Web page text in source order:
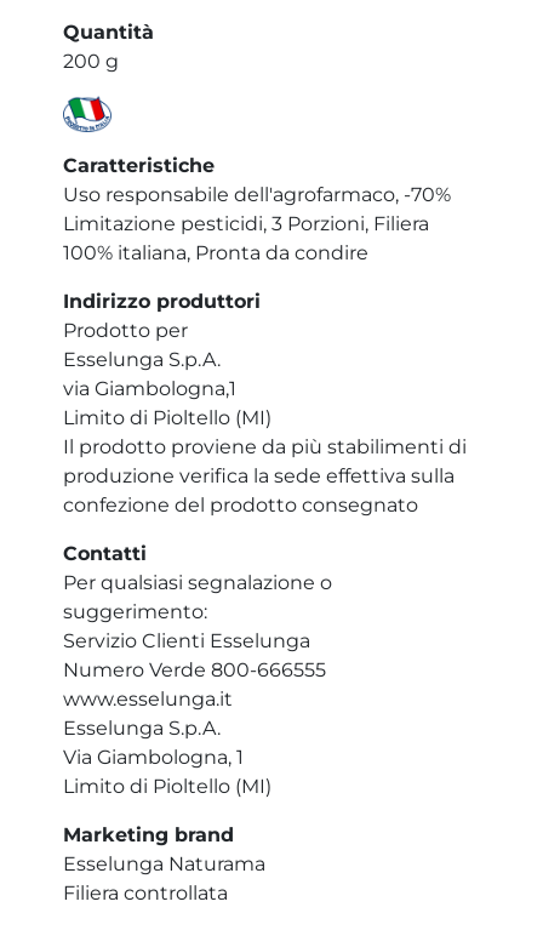
Quantità
200 g
Caratteristiche
Uso responsabile dell'agrofarmaco, -70%
Limitazione pesticidi, 3 Porzioni, Filiera
100% italiana, Pronta da condire
Indirizzo produttori
Prodotto per
Esselunga S.p.A.
via Giambologna,1
Limito di Pioltello (MI)
Il prodotto proviene da più stabilimenti di
produzione verifica la sede effettiva sulla
confezione del prodotto consegnato
Contatti
Per qualsiasi segnalazione o
suggerimento:
Servizio Clienti Esselunga
Numero Verde 800-666555
www.esselunga.it
Esselunga S.p.A.
Via Giambologna, 1
Limito di Pioltello (MI)
Marketing brand
Esselunga Naturama
Filiera controllata